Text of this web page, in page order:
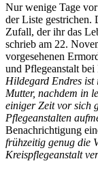
Nur wenige Tage
der Liste gestrichen.
Zufall, der ihr das
schrieb am 22.
vorgesehenen
und Pflegeanstalt
Hildegard Endres ist
Mutter, nachdem in
einiger Zeit vor sich
Pflegeanstalten
Benachrichtigung
frühzeitig genug die
Kreispflegeanstalt